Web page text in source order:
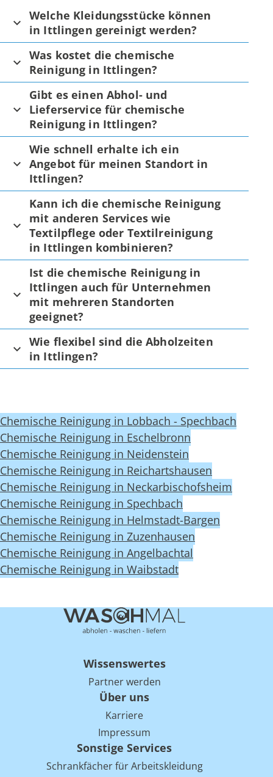
Welche Kleidungsstücke können
in Ittlingen gereinigt werden?
Was kostet die chemische
Reinigung in Ittlingen?
Gibt es einen Abhol- und
Lieferservice für chemische
Reinigung in Ittlingen?
Wie schnell erhalte ich ein
Angebot für meinen Standort in
Ittlingen?
Kann ich die chemische Reinigung
mit anderen Services wie
Textilpflege oder Textilreinigung
in Ittlingen kombinieren?
Ist die chemische Reinigung in
Ittlingen auch für Unternehmen
mit mehreren Standorten
geeignet?
Wie flexibel sind die Abholzeiten
in Ittlingen?
Chemische Reinigung in Lobbach - Spechbach
Chemische Reinigung in Eschelbronn
Chemische Reinigung in Neidenstein
Chemische Reinigung in Reichartshausen
Chemische Reinigung in Neckarbischofsheim
Chemische Reinigung in Spechbach
Chemische Reinigung in Helmstadt-Bargen
Chemische Reinigung in Zuzenhausen
Chemische Reinigung in Angelbachtal
Chemische Reinigung in Waibstadt
Wissenswertes
Partner werden
Über uns
Karriere
Impressum
Sonstige Services
Schrankfächer für Arbeitskleidung